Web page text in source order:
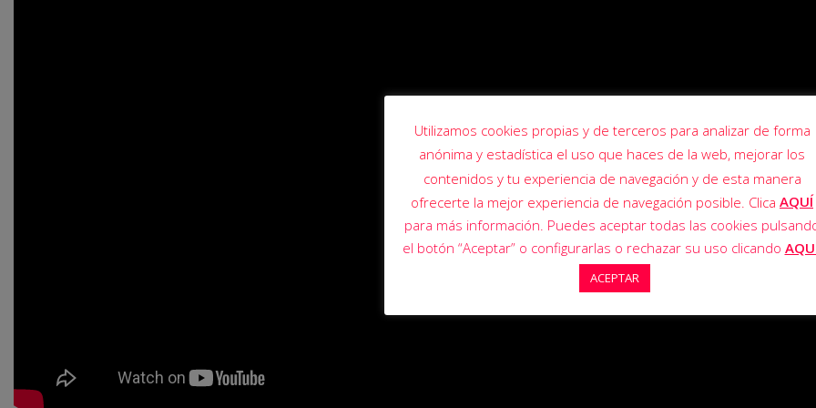
Utilizamos cookies propias y de terceros para analizar de forma
anónima y estadística el uso que haces de la web, mejorar los
contenidos y tu experiencia de navegación y de esta manera
ofrecerte la mejor experiencia de navegación posible. Clica AQUÍ
para más información. Puedes aceptar todas las cookies
el botón “Aceptar” o configurarlas o rechazar su uso clicando
ACEPTAR